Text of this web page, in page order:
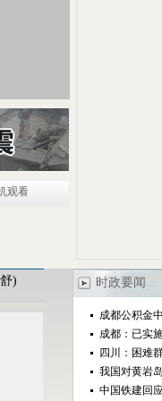
观看
) 时政要闻
成都公积金
成都：已实
四川：困难
我国对黄岩
中国铁建回